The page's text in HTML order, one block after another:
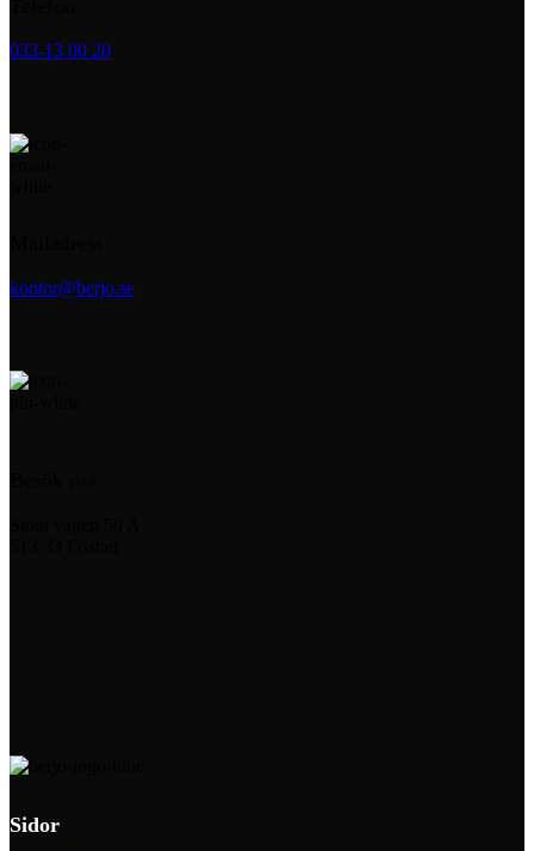
033-13 00 20
kontor@berjo.se
Sidor